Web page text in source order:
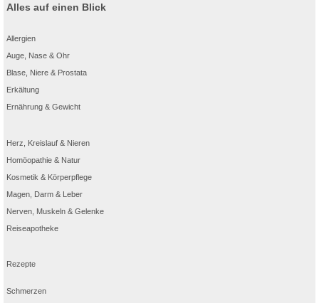
Alles auf einen Blick
Allergien
Auge, Nase & Ohr
Blase, Niere & Prostata
Erkältung
Ernährung & Gewicht
Herz, Kreislauf & Nieren
Homöopathie & Natur
Kosmetik & Körperpflege
Magen, Darm & Leber
Nerven, Muskeln & Gelenke
Reiseapotheke
Rezepte
Schmerzen